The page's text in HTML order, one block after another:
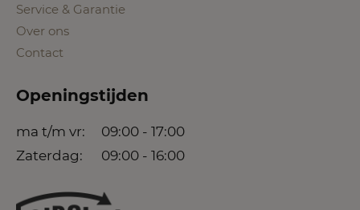
Service & Garantie
Over ons
Contact
Openingstijden
ma t/m vr:
09:00 - 17:00
Zaterdag:
09:00 - 16:00